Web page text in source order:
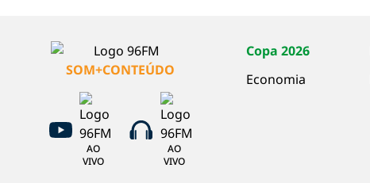
SOM+CONTEÚDO
AO
VIVO
AO
VIVO
Copa 2026
Economia